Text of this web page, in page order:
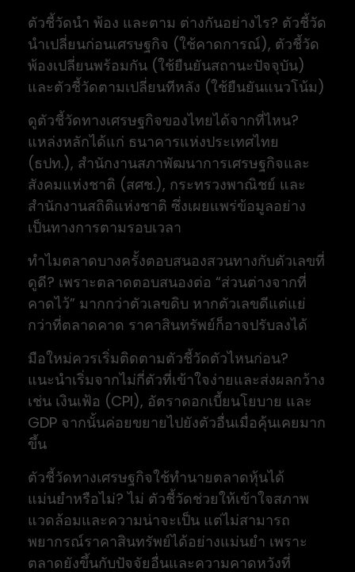
ตัวชี้วัดนำ พ้อง และตาม ต่างกันอย่างไร? ตัวชี้วัด
นำเปลี่ยนก่อนเศรษฐกิจ (ใช้คาดการณ์), ตัวชี้วัด
พ้องเปลี่ยนพร้อมกัน (ใช้ยืนยันสถานะปัจจุบัน)
และตัวชี้วัดตามเปลี่ยนทีหลัง (ใช้ยืนยันแนวโน้ม)
ดูตัวชี้วัดทางเศรษฐกิจของไทยได้จากที่ไหน?
แหล่งหลักได้แก่ ธนาคารแห่งประเทศไทย
(ธปท.), สำนักงานสภาพัฒนาการเศรษฐกิจและ
สังคมแห่งชาติ (สศช.), กระทรวงพาณิชย์ และ
สำนักงานสถิติแห่งชาติ ซึ่งเผยแพร่ข้อมูลอย่าง
เป็นทางการตามรอบเวลา
ทำไมตลาดบางครั้งตอบสนองสวนทางกับตัวเลขที่
ดูดี? เพราะตลาดตอบสนองต่อ “ส่วนต่างจากที่
คาดไว้” มากกว่าตัวเลขดิบ หากตัวเลขดีแต่แย่
กว่าที่ตลาดคาด ราคาสินทรัพย์ก็อาจปรับลงได้
มือใหม่ควรเริ่มติดตามตัวชี้วัดตัวไหนก่อน?
แนะนำเริ่มจากไม่กี่ตัวที่เข้าใจง่ายและส่งผลกว้าง
เช่น เงินเฟ้อ (CPI), อัตราดอกเบี้ยนโยบาย และ
GDP จากนั้นค่อยขยายไปยังตัวอื่นเมื่อคุ้นเคยมาก
ขึ้น
ตัวชี้วัดทางเศรษฐกิจใช้ทำนายตลาดหุ้นได้
แม่นยำหรือไม่? ไม่ ตัวชี้วัดช่วยให้เข้าใจสภาพ
แวดล้อมและความน่าจะเป็น แต่ไม่สามารถ
พยากรณ์ราคาสินทรัพย์ได้อย่างแม่นยำ เพราะ
ตลาดยังขึ้นกับปัจจัยอื่นและความคาดหวังที่